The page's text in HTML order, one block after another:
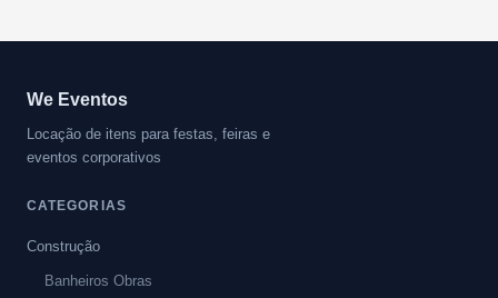
We Eventos
Locação de itens para festas, feiras e
eventos corporativos
CATEGORIAS
Construção
Banheiros Obras